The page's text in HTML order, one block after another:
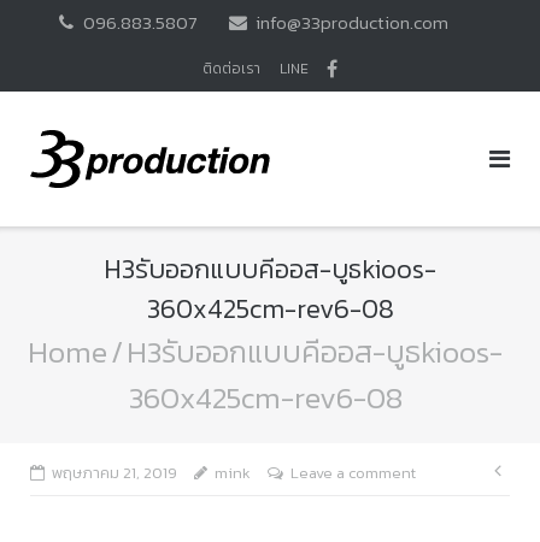
096.883.5807 info@33production.com
ติดต่อเรา LINE
H3รับออกแบบคีออส-บูธkioos-
360x425cm-rev6-08
Home/H3รับออกแบบคีออส-บูธkioos-
360x425cm-rev6-08
พฤษภาคม 21, 2019 mink Leave a comment
แน